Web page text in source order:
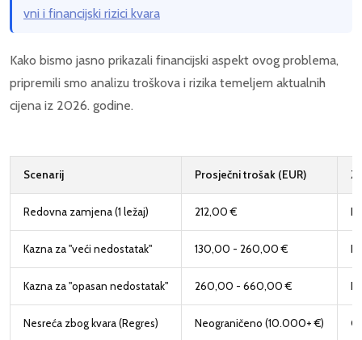
vni i financijski rizici kvara
Kako bismo jasno prikazali financijski aspekt ovog problema,
pripremili smo analizu troškova i rizika temeljem aktualnih
cijena iz 2026. godine.
Scenarij Prosječni trošak (EUR)
Redovna zamjena (1 ležaj) 212,00 €
Kazna za "veći nedostatak" 130,00 - 260,00 €
Kazna za "opasan nedostatak" 260,00 - 660,00 €
Nesreća zbog kvara (Regres) Neograničeno (10.000+ €)